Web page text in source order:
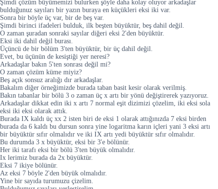
Şimdi çözüm büyümemizi bulurken şöyle daha kolay oluyor arkadaşlar
bulduğunuz sayıları bir yazın buraya en küçükleri eksi iki var.
Sonra bir böyle üç var, bir de beş var.
Şimdi birinci ifadeleri bulduk, ilk beşten büyüktür, beş dahil değil.
O zaman şuradan sonraki sayılar diğeri eksi 2'den büyüktür.
Eksi iki dahil değil burası.
Üçüncü de bir bölüm 3'ten büyüktür, bir üç dahil değil.
Evet, bu üçünün de kesiştiği yer neresi?
Arkadaşlar bakın 5'ten sonrası değil mi?
O zaman çözüm kümе miyiz?
Beş açık sonsuz aralığı dır arkadaşlar.
Bakalım diğer örneğimizde burada taban basit kesir olarak verilmiş.
Bakın tabanlar bir bölü 3 o zaman üç x artı bir yönü değiştirerek yazıyoruz.
Arkadaşlar dikkat edin iki x artı 7 normal eşit dizimizi çözelim, iki eksi sola
eksi iki eksi olarak attık.
Burada IX kaldı üç xx 2 isten biri de eksi 1 olarak attığınızda 7 eksi birden
burada da 6 kaldı bu dursun sonra yine logaritma karın içleri yani 3 eksi artı
bir büyüktür sıfır olmalıdır ve iki IX artı yedi büyüktür sıfır olmalıdır.
Bu durumda 3 x büyüktür, eksi bir 3'e bölünür.
Her iki tarafı eksi bir bölü 3'ten büyük olmalıdır.
Ix lerimiz burada da 2x büyüktür.
Eksi 7 ikiye bölünür.
Az eksi 7 böyle 2'den büyük olmalıdır.
Yine bir sayıda turumuzu çizelim.